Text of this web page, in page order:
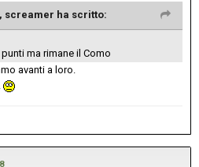
screamer ha scritto:
ma rimane il Como
avanti a loro.